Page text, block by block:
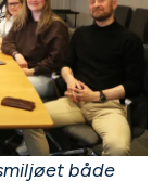
både